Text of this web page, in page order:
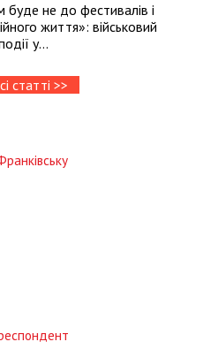
буде не до фестивалів і
життя»: військовий
у...
статті >>